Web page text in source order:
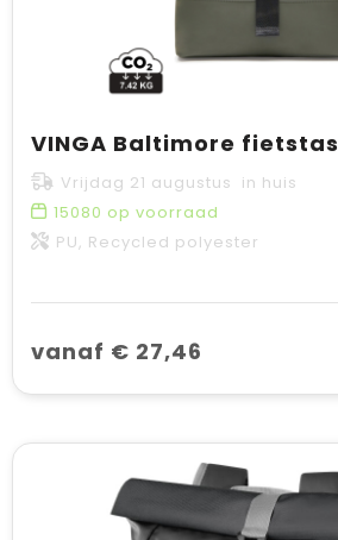
VINGA Baltimore fietstas
Vrijdag 21 augustus in huis
15080 op voorraad
PU, Recycled polyester
vanaf € 27,46